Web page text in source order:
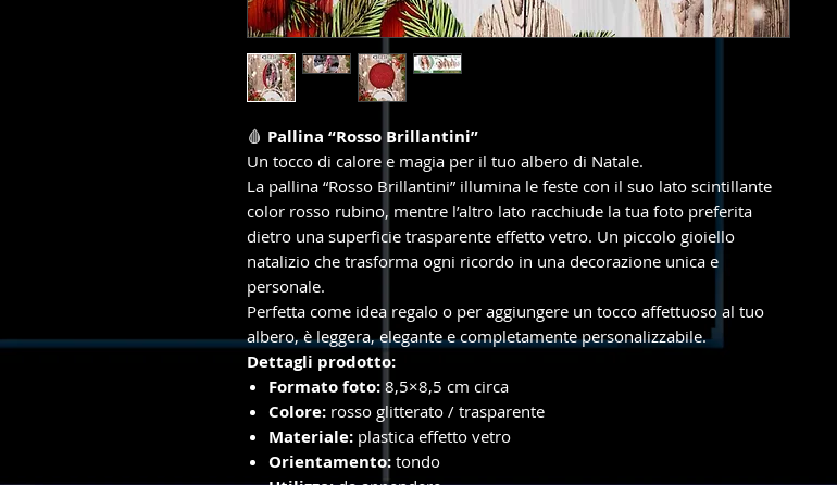
🩸 Pallina “Rosso Brillantini”
Un tocco di calore e magia per il tuo albero di Natale.
La pallina “Rosso Brillantini” illumina le feste con il suo lato scintillante
color rosso rubino, mentre l’altro lato racchiude la tua foto preferita
dietro una superficie trasparente effetto vetro. Un piccolo gioiello
natalizio che trasforma ogni ricordo in una decorazione unica e
personale.
Perfetta come idea regalo o per aggiungere un tocco affettuoso al tuo
albero, è leggera, elegante e completamente personalizzabile.
Dettagli prodotto:
Formato foto: 8,5×8,5 cm circa
Colore: rosso glitterato / trasparente
Materiale: plastica effetto vetro
Orientamento: tondo